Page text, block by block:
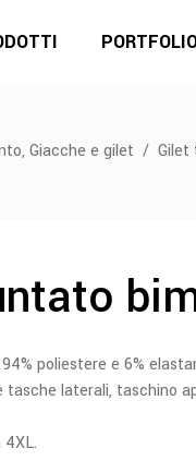
, Giacche e gilet / Gilet
poliestere e 6%
tasche laterali, taschino
4XL.